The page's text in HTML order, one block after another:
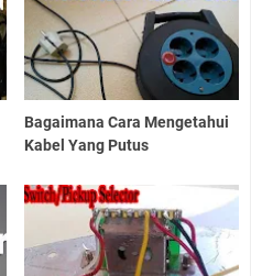
Bagaimana Cara Mengetahui
Kabel Yang Putus